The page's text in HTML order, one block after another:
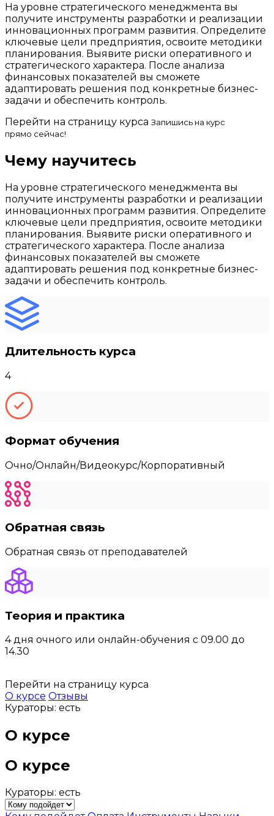
На уровне стратегического менеджмента вы
получите инструменты разработки и реализации
инновационных программ развития. Определите
ключевые цели предприятия, освоите методики
планирования. Выявите риски оперативного и
стратегического характера. После анализа
финансовых показателей вы сможете
адаптировать решения под конкретные бизнес-
задачи и обеспечить контроль.
Перейти на страницу курса Запишись на курс
прямо сейчас!
Чему научитесь
На уровне стратегического менеджмента вы
получите инструменты разработки и реализации
инновационных программ развития. Определите
ключевые цели предприятия, освоите методики
планирования. Выявите риски оперативного и
стратегического характера. После анализа
финансовых показателей вы сможете
адаптировать решения под конкретные бизнес-
задачи и обеспечить контроль.
Длительность курса
4
Формат обучения
Очно/Онлайн/Видеокурс/Корпоративный
Обратная связь
Обратная связь от преподавателей
Теория и практика
4 дня очного или онлайн-обучения с 09.00 до
14.30
Перейти на страницу курса
О курсе Отзывы
Кураторы: есть
О курсе
О курсе
Кураторы: есть